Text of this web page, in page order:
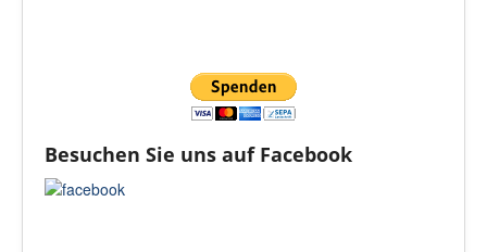
Besuchen Sie uns auf Facebook